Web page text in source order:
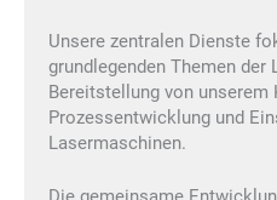
Unsere zentralen Dienste
grundlegenden Themen der
Bereitstellung von
Prozessentwicklung und
Lasermaschinen.